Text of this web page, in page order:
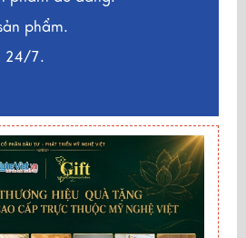
phẩm.
24/7.